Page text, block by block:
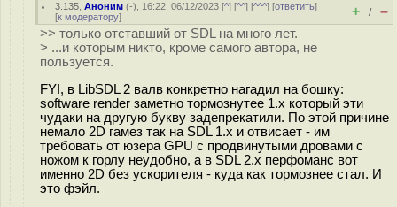
3.135 ,Аноним (-), 16:22, 06/12/2023 [^] [^^] [^^^] [ответить]
[к модератору] + / –
>> только отставший от SDL на много лет.
> ...и которым никто, кроме самого автора, не
пользуется.
FYI, в LibSDL 2 валв конкретно нагадил на бошку:
software render заметно тормознутее 1.x который эти
чудаки на другую букву задепрекатили. По этой причине
немало 2D гамез так на SDL 1.x и отвисает - им
требовать от юзера GPU с продвинутыми дровами с
ножом к горлу неудобно, а в SDL 2.x перфоманс вот
именно 2D без ускорителя - куда как тормознее стал. И
это фэйл.